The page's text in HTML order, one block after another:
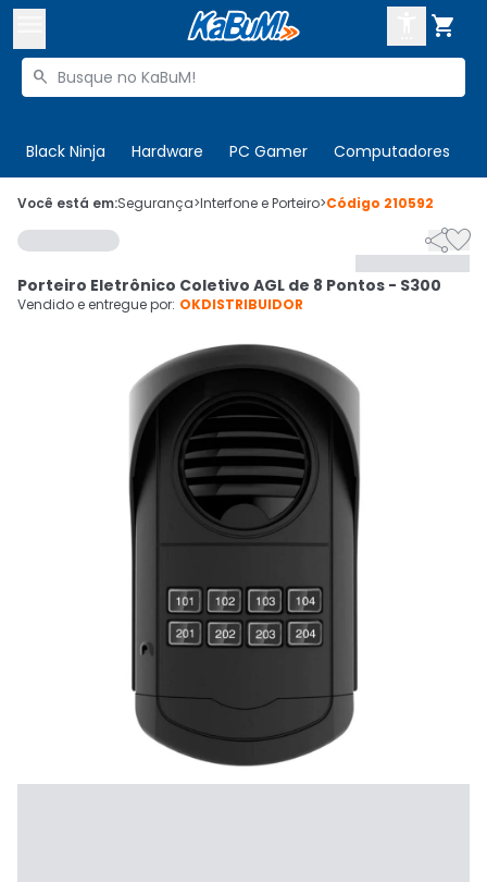

Buscar produtos

Black Ninja Hardware PC Gamer Computadores
 Olá. Acesse sua conta
 Departamentos
Cupons
Ativar tradutor em libras
CADASTRE-SE
Você está em:Segurança>Interfone e Porteiro>Código 210592

Porteiro Eletrônico Coletivo AGL de 8 Pontos - S300
Vendido e entregue por: OKDISTRIBUIDOR